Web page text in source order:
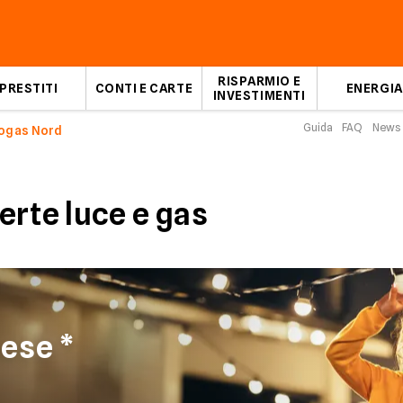
PRESTITI CONTI E CARTE
RISPARMIO E
INVESTIMENTI
ENERGIA
Nord Guida FAQ News
luce e gas
*